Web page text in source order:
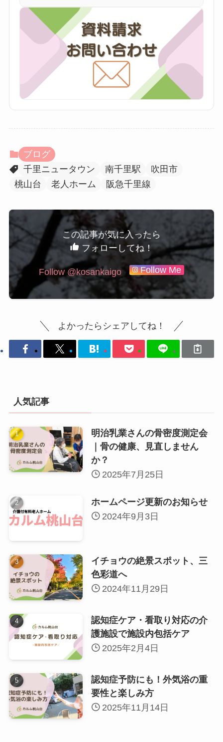
ブログ
千里ニュータウン
南千里駅
吹田市
桃山台
老人ホーム 阪急千里線
この記事が気に入ったら
フォローしてね！
Follow @kosankaigo Follow Me
よかったらシェアしてね！
人気記事
明治乳業さんの骨密度測定会
｜骨の健康、見直しません
か？
2025年7月25日
ホームページ更新のお知らせ
2024年9月3日
イチョウの絶景スポット、三
色彩道へ
2024年11月29日
認知症ケア・看取り対応の介
護施設で施設内包括ケア
2025年2月4日
認知症予防にも！外気浴の重
要性と楽しみ方
2025年11月14日